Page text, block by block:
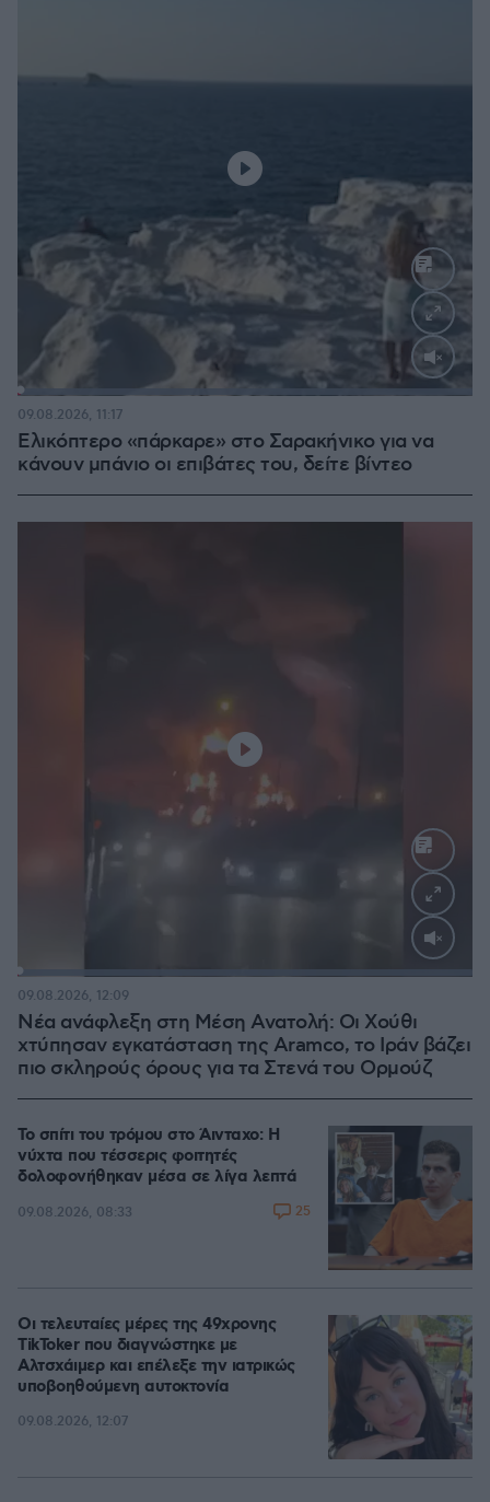
Loaded
Ελικόπτερο «πάρκαρε» στο Σαρακήνικο για να
κάνουν μπάνιο οι επιβάτες του, δείτε βίντεο
09.08.2026, 11:17
Νέα ανάφλεξη στη Μέση Ανατολή: Οι Χούθι
χτύπησαν εγκατάσταση της Aramco, το Ιράν βάζει
πιο σκληρούς όρους για τα Στενά του Ορμούζ
09.08.2026, 12:09
Το σπίτι του τρόμου στο Άινταχο: Η
νύχτα που τέσσερις φοιτητές
δολοφονήθηκαν μέσα σε λίγα λεπτά
09.08.2026, 08:33 25
Οι τελευταίες μέρες της 49χρονης
TikToker που διαγνώστηκε με
Αλτσχάιμερ και επέλεξε την ιατρικώς
υποβοηθούμενη αυτοκτονία
09.08.2026, 12:07